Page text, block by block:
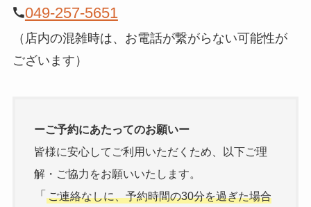
049-257-5651
（店内の混雑時は、お電話が繋がらない可能性が
ございます）
ーご予約にあたってのお願いー
皆様に安心してご利用いただくため、以下ご理
解・ご協力をお願いいたします。
「 ご連絡なしに、予約時間の30分を過ぎた場合